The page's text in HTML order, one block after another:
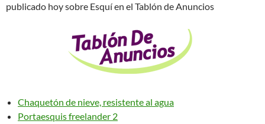
publicado hoy sobre Esquí en el Tablón de Anuncios
Chaquetón de nieve, resistente al agua
Portaesquis freelander 2